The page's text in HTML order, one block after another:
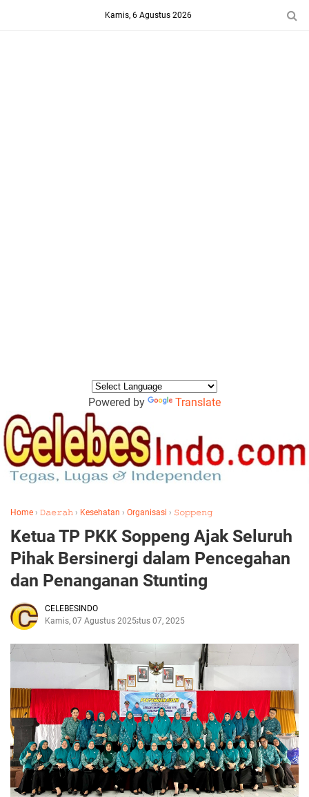
Kamis, 6 Agustus 2026
Powered by Translate
Home › 𝙳𝚊𝚎𝚛𝚊𝚑 › Kesehatan › Organisasi › 𝚂𝚘𝚙𝚙𝚎𝚗𝚐
Ketua TP PKK Soppeng Ajak Seluruh
Pihak Bersinergi dalam Pencegahan
dan Penanganan Stunting
CELEBESINDO
Kamis, 07 Agustus 2025Agustus 07, 2025